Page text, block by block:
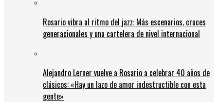
Rosario vibra al ritmo del jazz: Más escenarios, cruces
generacionales y una cartelera de nivel internacional
Alejandro Lerner vuelve a Rosario a celebrar 40 años de
clásicos: «Hay un lazo de amor indestructible con esta
gente»